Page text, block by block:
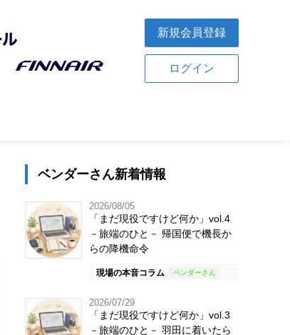
新規会員登録
ログイン
ベンダーさん新着情報
2026/08/05
「まだ現役ですけど何か」vol.4
－旅端のひと－ 帰国便で機長か
らの降機命令
現場の本音コラム
2026/07/29
「まだ現役ですけど何か」vol.3
－旅端のひと－ 羽田に着いたら